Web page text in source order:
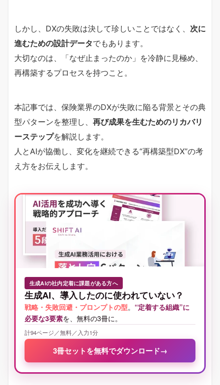
しかし、DXの失敗は決して珍しいことではなく、 次に
進むための設計データでもあります。
大切なのは、「なぜ止まったのか」を冷静に見極め、
再構築するプロセスを持つこと。
本記事では、保険業界のDXが失敗に陥る背景とその典
型パターンを整理し、 再び成果を生むためのリカバリ
ーステップを解説します。
人とAIが協働し、変化を継続できる“再構築型DX”の考
え方をお伝えします。
生成AIの社内定着に課題がある方へ
生成AI、導入したのに使われていない？
戦略・失敗回避・プロンプトの型。 “定着する組織”に
必要な3要素を、無料の3冊に。
計94ページ／無料／入力1分
3冊セットを無料でダウンロード→